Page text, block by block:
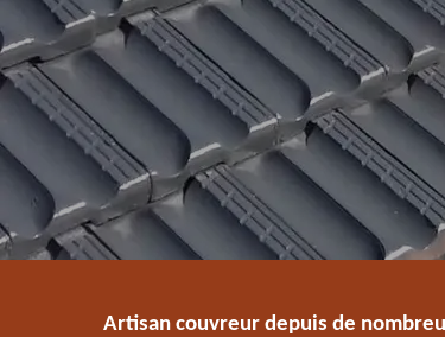
Artisan couvreur depuis de